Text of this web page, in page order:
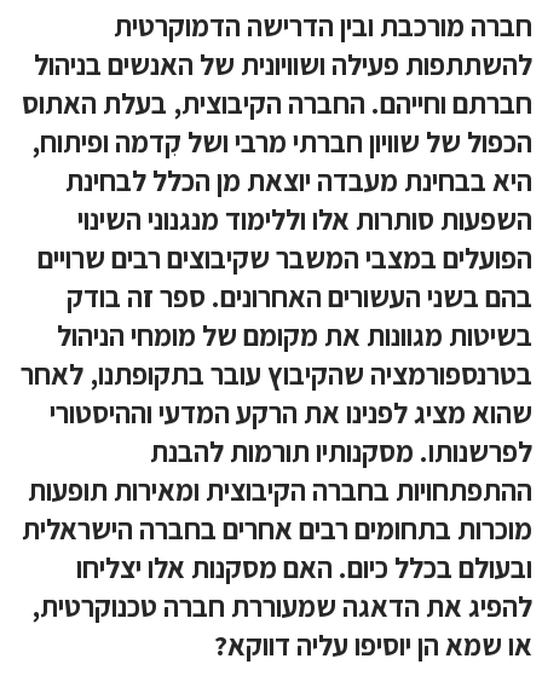
חברה מורכבת ובין הדרישה הדמוקרטית
להשתתפות פעילה ושוויונית של האנשים בניהול
חברתם וחייהם. החברה הקיבוצית, בעלת האתוס
הכפול של שוויון חברתי מרבי ושל קִדמה ופיתוח,
היא בבחינת מעבדה יוצאת מן הכלל לבחינת
השפעות סותרות אלו וללימוד מנגנוני השינוי
הפועלים במצבי המשבר שקיבוצים רבים שרויים
בהם בשני העשורים האחרונים. ספר זה בודק
בשיטות מגוונות את מקומם של מומחי הניהול
בטרנספורמציה שהקיבוץ עובר בתקופתנו, לאחר
שהוא מציג לפנינו את הרקע המדעי וההיסטורי
לפרשנותו. מסקנותיו תורמות להבנת
ההתפתחויות בחברה הקיבוצית ומאירות תופעות
מוכרות בתחומים רבים אחרים בחברה הישראלית
ובעולם בכלל כיום. האם מסקנות אלו יצליחו
להפיג את הדאגה שמעוררת חברה טכנוקרטית,
או שמא הן יוסיפו עליה דווקא?